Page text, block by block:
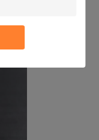
करें।
है.